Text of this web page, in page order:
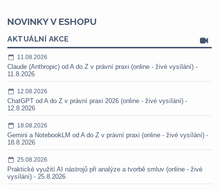
NOVINKY V ESHOPU
AKTUÁLNÍ AKCE
11.08.2026
Claude (Anthropic) od A do Z v právní praxi (online - živé vysílání) -
11.8.2026
12.08.2026
ChatGPT od A do Z v právní praxi 2026 (online - živé vysílání) -
12.8.2026
18.08.2026
Gemini a NotebookLM od A do Z v právní praxi (online - živé vysílání) -
18.8.2026
25.08.2026
Praktické využití AI nástrojů při analýze a tvorbě smluv (online - živé
vysílání) - 25.8.2026